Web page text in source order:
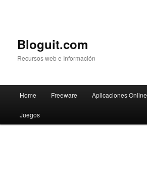
Bloguit.com
Recursos web e Información
Skip
to
Home Freeware Aplicaciones Online
Juegos